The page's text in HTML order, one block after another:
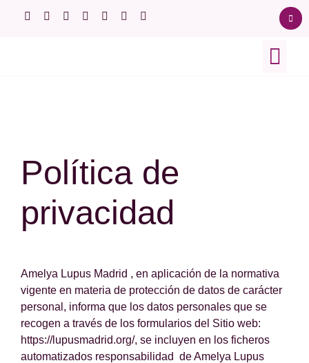
Política de
privacidad
Amelya Lupus Madrid , en aplicación de la normativa
vigente en materia de protección de datos de carácter
personal, informa que los datos personales que se
recogen a través de los formularios del Sitio web:
https://lupusmadrid.org/, se incluyen en los ficheros
automatizados responsabilidad de Amelya Lupus